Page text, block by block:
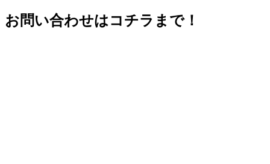
お問い合わせはコチラまで！